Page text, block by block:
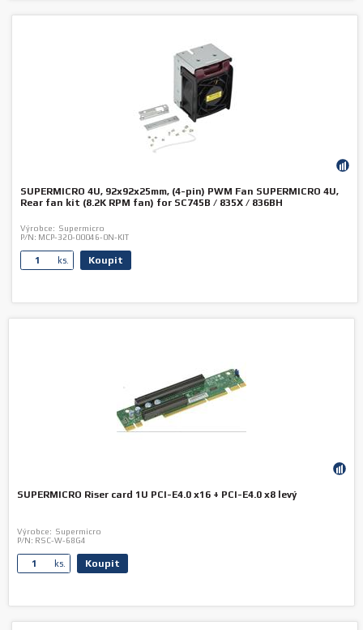
SUPERMICRO 4U, 92x92x25mm, (4-pin) PWM Fan SUPERMICRO 4U,
Rear fan kit (8.2K RPM fan) for SC745B / 835X / 836BH
Výrobce: Supermicro
P/N: MCP-320-00046-0N-KIT
ks. Koupit
SUPERMICRO Riser card 1U PCI-E4.0 x16 + PCI-E4.0 x8 levý
Výrobce: Supermicro
P/N: RSC-W-68G4
ks. Koupit